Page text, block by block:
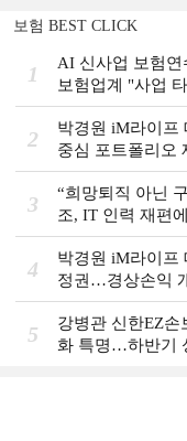
보험 BEST CLICK
1
AI 신사업 보험
보험업계 "사업
원 AI사업 논란]
2
박경원 iM라이프
중심 포트폴리오
융사 상반기 실적]
3
“희망퇴직 아닌
조, IT 인력 재편
권 하투(夏鬪)]
4
박경원 iM라이프
정권…경상손익
기 실적]
5
강병관 신한EZ손
화 특명…하반기